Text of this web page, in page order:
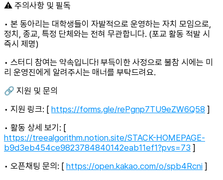
⚠️ 주의사항 및 필독
• 본 동아리는 대학생들이 자발적으로 운영하는 자치 모임으로,
정치, 종교, 특정 단체와는 전혀 무관합니다. (포교 활동 적발 시
즉시 제명)
• 스터디 참여는 약속입니다! 부득이한 사정으로 불참 시에는 미
리 운영진에게 알려주시는 매너를 부탁드려요.
🔗 지원 및 문의
• 지원 링크: [ https://forms.gle/rePgnp7TU9eZW6Q58 ]
• 활동 상세 보기: [
https://treealgorithm.notion.site/STACK-HOMEPAGE-
b9d3eb454ce9823784840142eab11ef1?pvs=73 ]
• 오픈채팅 문의: [ https://open.kakao.com/o/spb4Rcni ]